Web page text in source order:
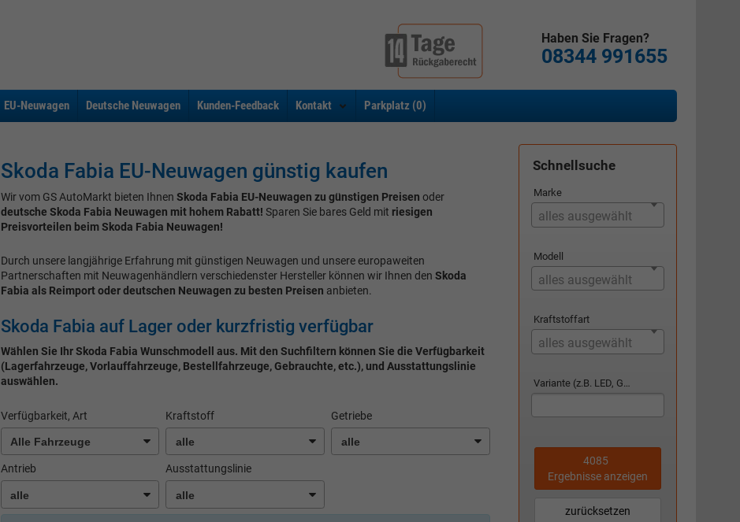
Haben Sie Fragen?
08344 991655
EU-Neuwagen Deutsche Neuwagen Kunden-Feedback Kontakt Parkplatz (0)
Skoda Fabia EU-Neuwagen günstig kaufen
Wir vom GS AutoMarkt bieten Ihnen Skoda Fabia EU-Neuwagen zu günstigen Preisen oder
deutsche Skoda Fabia Neuwagen mit hohem Rabatt! Sparen Sie bares Geld mit riesigen
Preisvorteilen beim Skoda Fabia Neuwagen!
Durch unsere langjährige Erfahrung mit günstigen Neuwagen und unsere europaweiten
Partnerschaften mit Neuwagenhändlern verschiedenster Hersteller können wir Ihnen den Skoda
Fabia als Reimport oder deutschen Neuwagen zu besten Preisen anbieten.
Skoda Fabia auf Lager oder kurzfristig verfügbar
Wählen Sie Ihr Skoda Fabia Wunschmodell aus. Mit den Suchfiltern können Sie die Verfügbarkeit
(Lagerfahrzeuge, Vorlauffahrzeuge, Bestellfahrzeuge, Gebrauchte, etc.), und Ausstattungslinie
auswählen.
Verfügbarkeit, Art Kraftstoff Getriebe
Antrieb Ausstattungslinie
Schnellsuche
Marke
alles ausgewählt
Modell
alles ausgewählt
Kraftstoffart
alles ausgewählt
Variante (z.B. LED, GTI, Facelift...)
4085
Ergebnisse anzeigen
zurücksetzen